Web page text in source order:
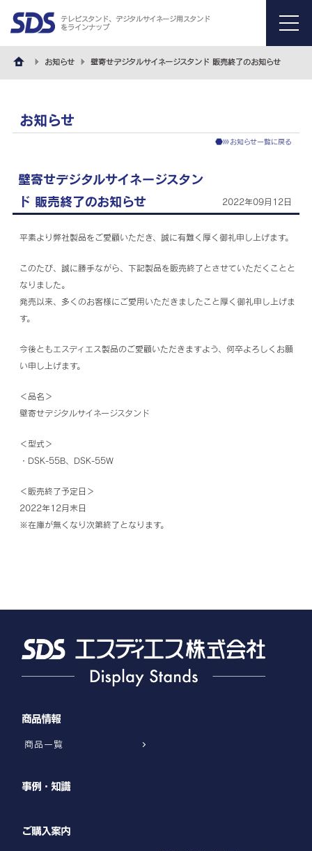
テレビスタンド、デジタルサイネージ用スタンド
をラインナップ
menu
お知らせ 壁寄せデジタルサイネージスタンド 販売終了のお知らせ
お知らせ
お知らせ一覧に戻る
壁寄せデジタルサイネージスタン
ド 販売終了のお知らせ
2022年09月12日
平素より弊社製品をご愛顧いただき、誠に有難く厚く御礼申し上げます。
このたび、誠に勝手ながら、下記製品を販売終了とさせていただくことと
なりました。
発売以来、多くのお客様にご愛用いただきましたこと厚く御礼申し上げま
す。
今後ともエスディエス製品のご愛顧いただきますよう、何卒よろしくお願
い申し上げます。
＜品名＞
壁寄せデジタルサイネージスタンド
＜型式＞
・DSK-55B、DSK-55W
＜販売終了予定日＞
2022年12月末日
※在庫が無くなり次第終了となります。
商品情報
商品一覧
事例・知識
ご購入案内